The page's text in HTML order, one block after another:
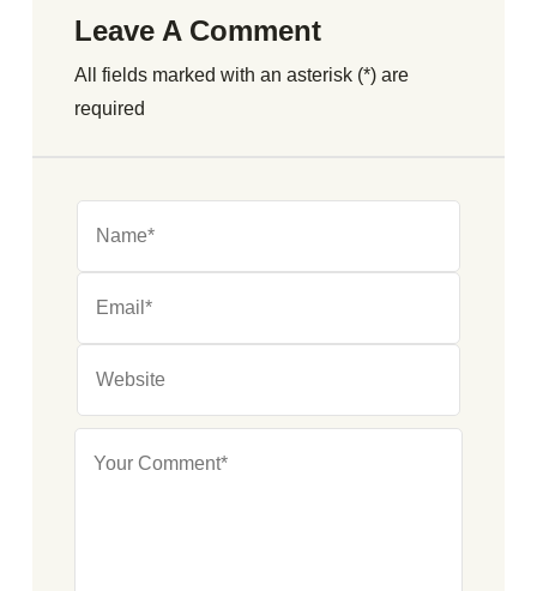
Leave A Comment
All fields marked with an asterisk (*) are
required